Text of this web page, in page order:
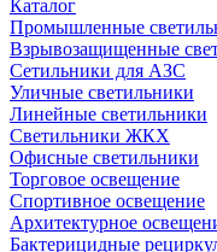
Каталог
Промышленные
Взрывозащищенные
Сетильники для АЗС
Уличные светильники
Линейные светильники
Светильники ЖКХ
Офисные светильники
Торговое освещение
Спортивное освещение
Архитектурное
Бактерицидные